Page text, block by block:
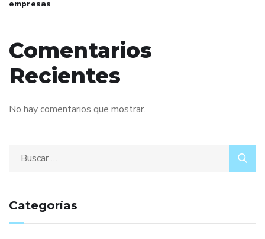
empresas
Comentarios
Recientes
No hay comentarios que mostrar.
Categorías